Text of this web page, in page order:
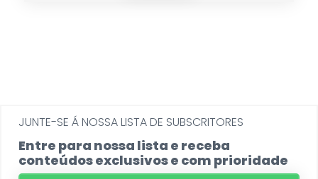
JUNTE-SE Á NOSSA LISTA DE SUBSCRITORES
Entre para nossa lista e receba
conteúdos exclusivos e com prioridade